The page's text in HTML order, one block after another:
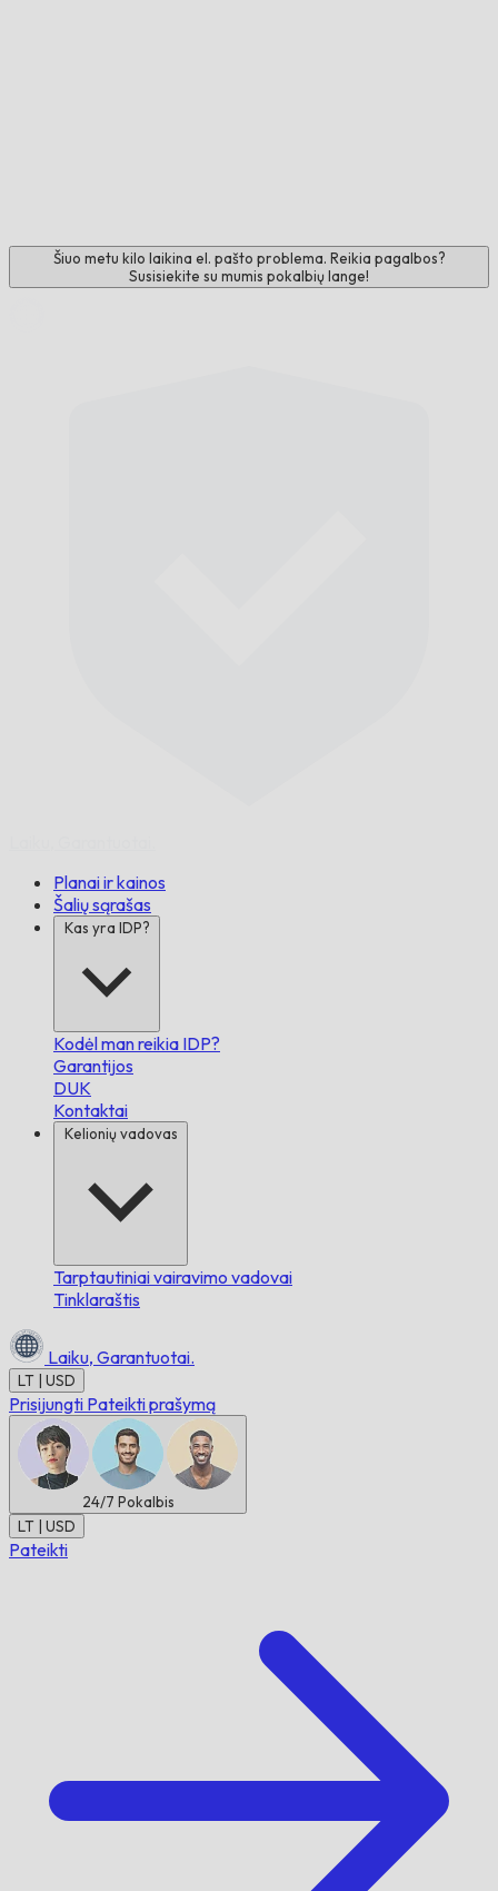
Šiuo metu kilo laikina el. pašto problema. Reikia pagalbos?
Susisiekite su mumis pokalbių lange!
Planai ir kainos
Šalių sąrašas
Kas yra IDP?
Kodėl man reikia IDP?
Garantijos
DUK
Kontaktai
Kelionių vadovas
Tarptautiniai vairavimo vadovai
Tinklaraštis
Laiku, Garantuotai.
LT | USD
Prisijungti Pateikti prašymą
24/7 Pokalbis
LT | USD
Pateikti